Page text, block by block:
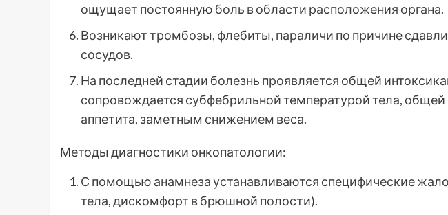
ощущает постоянную боль в области расположения органа.
Возникают тромбозы, флебиты, параличи по причине
сосудов.
На последней стадии болезнь проявляется общей
сопровождается субфебрильной температурой тела,
аппетита, заметным снижением веса.
Методы диагностики онкопатологии:
С помощью анамнеза устанавливаются специфические
тела, дискомфорт в брюшной полости).